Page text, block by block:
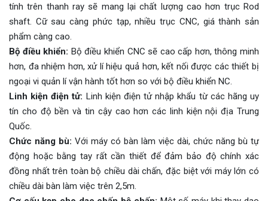
tính trên thanh ray sẽ mang lại chất lượng cao hơn trục Rod
shaft. Cữ sau càng phức tạp, nhiều trục CNC, giá thành sản
phẩm càng cao.
Bộ điều khiển: Bộ điều khiển CNC sẽ cao cấp hơn, thông minh
hơn, đa nhiệm hơn, xử lí hiệu quả hơn, kết nối được các thiết bị
ngoại vi quản lí vận hành tốt hơn so với bộ điều khiển NC.
Linh kiện điện tử: Linh kiện điện tử nhập khẩu từ các hãng uy
tín cho độ bền và tin cậy cao hơn các linh kiện nội địa Trung
Quốc.
Chức năng bù: Với máy có bàn làm việc dài, chức năng bù tự
động hoặc bằng tay rất cần thiết để đảm bảo độ chính xác
đồng nhất trên toàn bộ chiều dài chấn, đặc biệt với máy lớn có
chiều dài bàn làm việc trên 2,5m.